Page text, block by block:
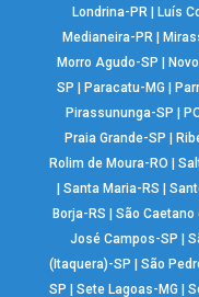
Londrina-PR| Luís
Medianeira-PR
Morro Agudo-SP
SP
Paracatu-MG
Pirassununga-SP
Praia Grande-SP
Rolim de Moura-RO
|Santa Maria-RS |
Borja-RS
|São Caetano
José Campos-SP
|
(Itaquera)-SP
|São
SP
|Sete Lagoas-MG |